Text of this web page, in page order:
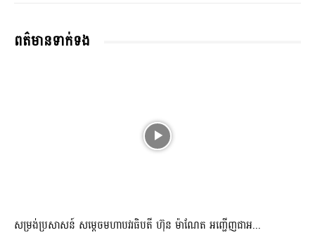
ពត៌មានទាក់ទង
សម្រង់ប្រសាសន៍ សម្ដេចមហាបវរធិបតី ហ៊ុន ម៉ាណែត អញ្ជើញជាអ...